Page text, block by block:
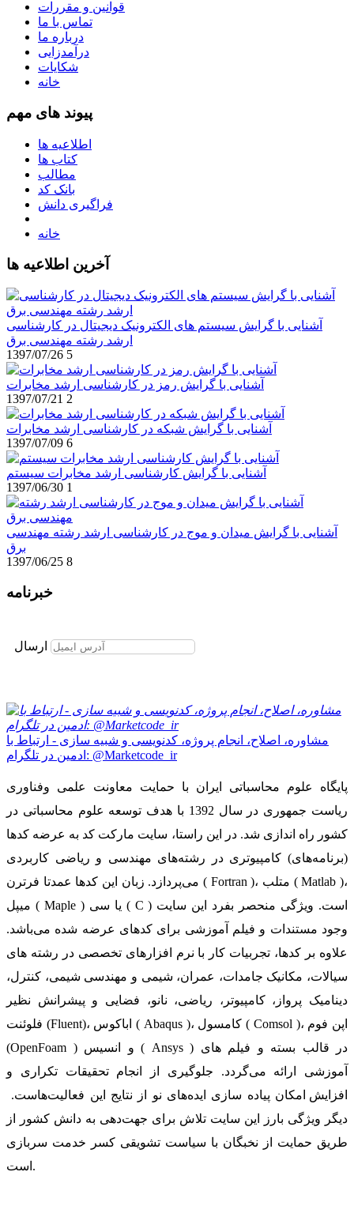
قوانین و مقررات
تماس با ما
درباره ما
درآمدزایی
شکایات
خانه
پیوند های مهم
اطلاعیه ها
کتاب ها
مطالب
بانک کد
فراگیری دانش
خانه
آخرین اطلاعیه ها
آشنایی با گرایش سیستم های الکترونیک دیجیتال در کارشناسی
ارشد رشته مهندسی برق
1397/07/26 5
آشنایی با گرایش رمز در کارشناسی ارشد مخابرات
1397/07/21 2
آشنایی با گرایش شبکه در کارشناسی ارشد مخابرات
1397/07/09 6
آشنایی با گرایش کارشناسی ارشد مخابرات سیستم
1397/06/30 1
آشنایی با گرایش میدان و موج در کارشناسی ارشد رشته مهندسی
برق
1397/06/25 8
خبرنامه
ارسال
مشاوره، اصلاح، انجام پروژه، کدنویسی و شبیه سازی - ارتباط با
ادمین در تلگرام: @Marketcode_ir
پایگاه علوم محاسباتی ایران با حمایت معاونت علمی وفناوری
ریاست جمهوری در سال 1392 با هدف توسعه علوم محاسباتی در
کشور راه اندازی شد. در این راستا، سایت مارکت کد به عرضه کدها
(برنامه‌های) کامپیوتری در رشته‌های مهندسی و ریاضی کاربردی
می‌پردازد. زبان این کدها عمدتا فرترن ( Fortran )، متلب ( Matlab )،
میپل ( Maple ) یا سی ( C ) است. ویژگی منحصر بفرد این سایت
وجود مستندات و فیلم آموزشی برای کدهای عرضه شده می‌باشد.
علاوه بر کدها، تجربیات کار با نرم افزارهای تخصصی در رشته های
سیالات، مکانیک جامدات، عمران، شیمی و مهندسی شیمی، کنترل،
دینامیک پرواز، کامپیوتر، ریاضی، نانو، فضایی و پیشرانش نظیر
فلوئنت (Fluent)، اباکوس ( Abaqus )، کامسول ( Comsol )، اپن فوم
(OpenFoam ) و انسیس ( Ansys ) در قالب بسته‌ و فیلم های
آموزشی ارائه می‌گردد. جلوگیری از انجام تحقیقات تکراری و
افزایش امکان پیاده سازی ایده‌های نو از نتایج این فعالیت‌هاست.
دیگر ویژگی بارز این سایت تلاش برای جهت‌دهی به دانش کشور از
طریق حمایت از نخبگان با سیاست تشویقی کسر خدمت سربازی
است.